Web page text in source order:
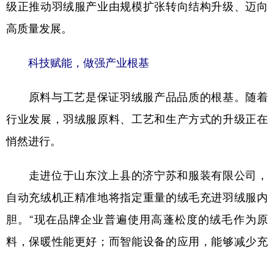
地方频道
北京 天津
山东
甘肃 青海 宁夏
新疆 内蒙古 黑龙江
级正推动羽绒服产业由规模扩张转向结构升级、迈向
高质量发展。
科技赋能，做强产业根基
原料与工艺是保证羽绒服产品品质的根基。随着
行业发展，羽绒服原料、工艺和生产方式的升级正在
悄然进行。
走进位于山东汶上县的济宁苏和服装有限公司，
自动充绒机正精准地将指定重量的绒毛充进羽绒服内
胆。“现在品牌企业普遍使用高蓬松度的绒毛作为原
料，保暖性能更好；而智能设备的应用，能够减少充